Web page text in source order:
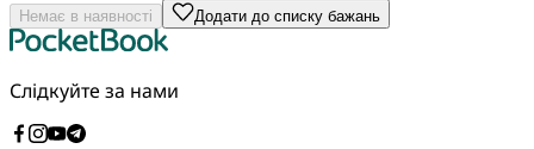
Немає в наявності Додати до списку бажань
Слідкуйте за нами